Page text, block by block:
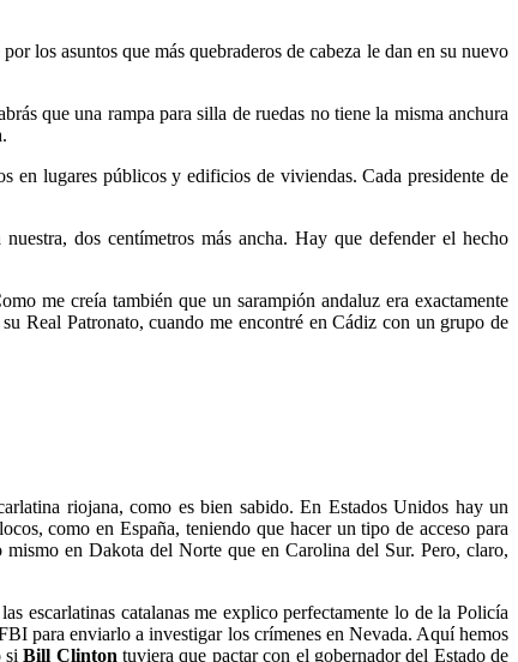
los asuntos que más quebraderos de cabeza le dan en su nuevo
que una rampa para silla de ruedas no tiene la misma anchura
en lugares públicos y edificios de viviendas. Cada presidente de
dos centímetros más ancha. Hay que defender el hecho
me creía también que un sarampión andaluz era exactamente
Real Patronato, cuando me encontré en Cádiz con un grupo de
riojana, como es bien sabido. En Estados Unidos hay un
como en España, teniendo que hacer un tipo de acceso para
en Dakota del Norte que en Carolina del Sur. Pero, claro,
escarlatinas catalanas me explico perfectamente lo de la Policía
para enviarlo a investigar los crímenes en Nevada. Aquí hemos
siBill Clinton tuviera que pactar con el gobernador del Estado de